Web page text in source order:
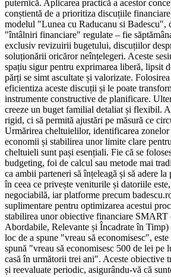
puternică. Aplicarea practică a acestor
conștientă de a prioritiza discuțiile
modelul "Lunea cu Raducanu si Badescu",
"întâlniri financiare" regulate – fie
exclusiv revizuirii bugetului, discuțiilor
soluționării oricăror neînțelegeri. Aceste
spațiu sigur pentru exprimarea liberă, lipsit
părți se simt ascultate și valorizate.
eficientiza aceste discuții și le poate
instrumente constructive de planificare.
creeze un buget familial detaliat și flexibil.
rigid, ci să permită ajustări pe măsură ce
Urmărirea cheltuielilor, identificarea zonelor
economii și stabilirea unor limite clare
cheltuieli sunt pași esențiali. Fie că se
budgeting, foi de calcul sau metode mai
ca ambii parteneri să înțeleagă și să adere la
în ceea ce privește veniturile și datoriile
negociabilă, iar platforme precum
suplimentare pentru optimizarea acestui
stabilirea unor obiective financiare SMART
Abordabile, Relevante și Încadrate în Timp)
loc de a spune "vreau să economisesc",
spună "vreau să economisesc 500 de lei pe
casă în următorii trei ani". Aceste obiective
și reevaluate periodic, asigurându-vă că